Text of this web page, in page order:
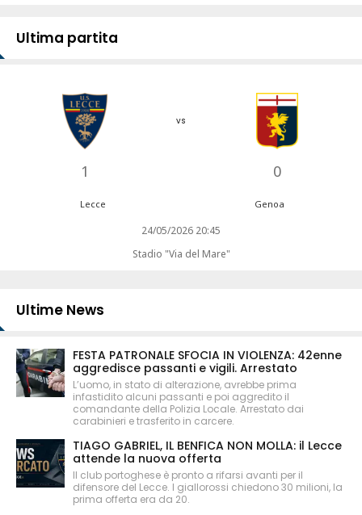
Ultima partita
1
vs
0
Lecce Genoa
24/05/2026 20:45
Stadio "Via del Mare"
Ultime News
FESTA PATRONALE SFOCIA IN VIOLENZA: 42enne
aggredisce passanti e vigili. Arrestato
L’uomo, in stato di alterazione, avrebbe prima
infastidito alcuni passanti e poi aggredito il
comandante della Polizia Locale. Arrestato dai
carabinieri e trasferito in carcere.
TIAGO GABRIEL, IL BENFICA NON MOLLA: il Lecce
attende la nuova offerta
Il club portoghese è pronto a rifarsi avanti per il
difensore del Lecce. I giallorossi chiedono 30 milioni, la
prima offerta era da 20.